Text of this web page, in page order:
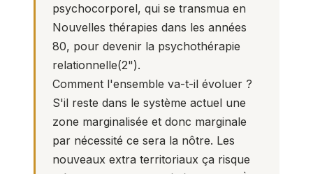
psychocorporel, qui se transmua en
Nouvelles thérapies dans les années
80, pour devenir la psychothérapie
relationnelle(2").
Comment l'ensemble va-t-il évoluer ?
S'il reste dans le système actuel une
zone marginalisée et donc marginale
par nécessité ce sera la nôtre. Les
nouveaux extra territoriaux ça risque